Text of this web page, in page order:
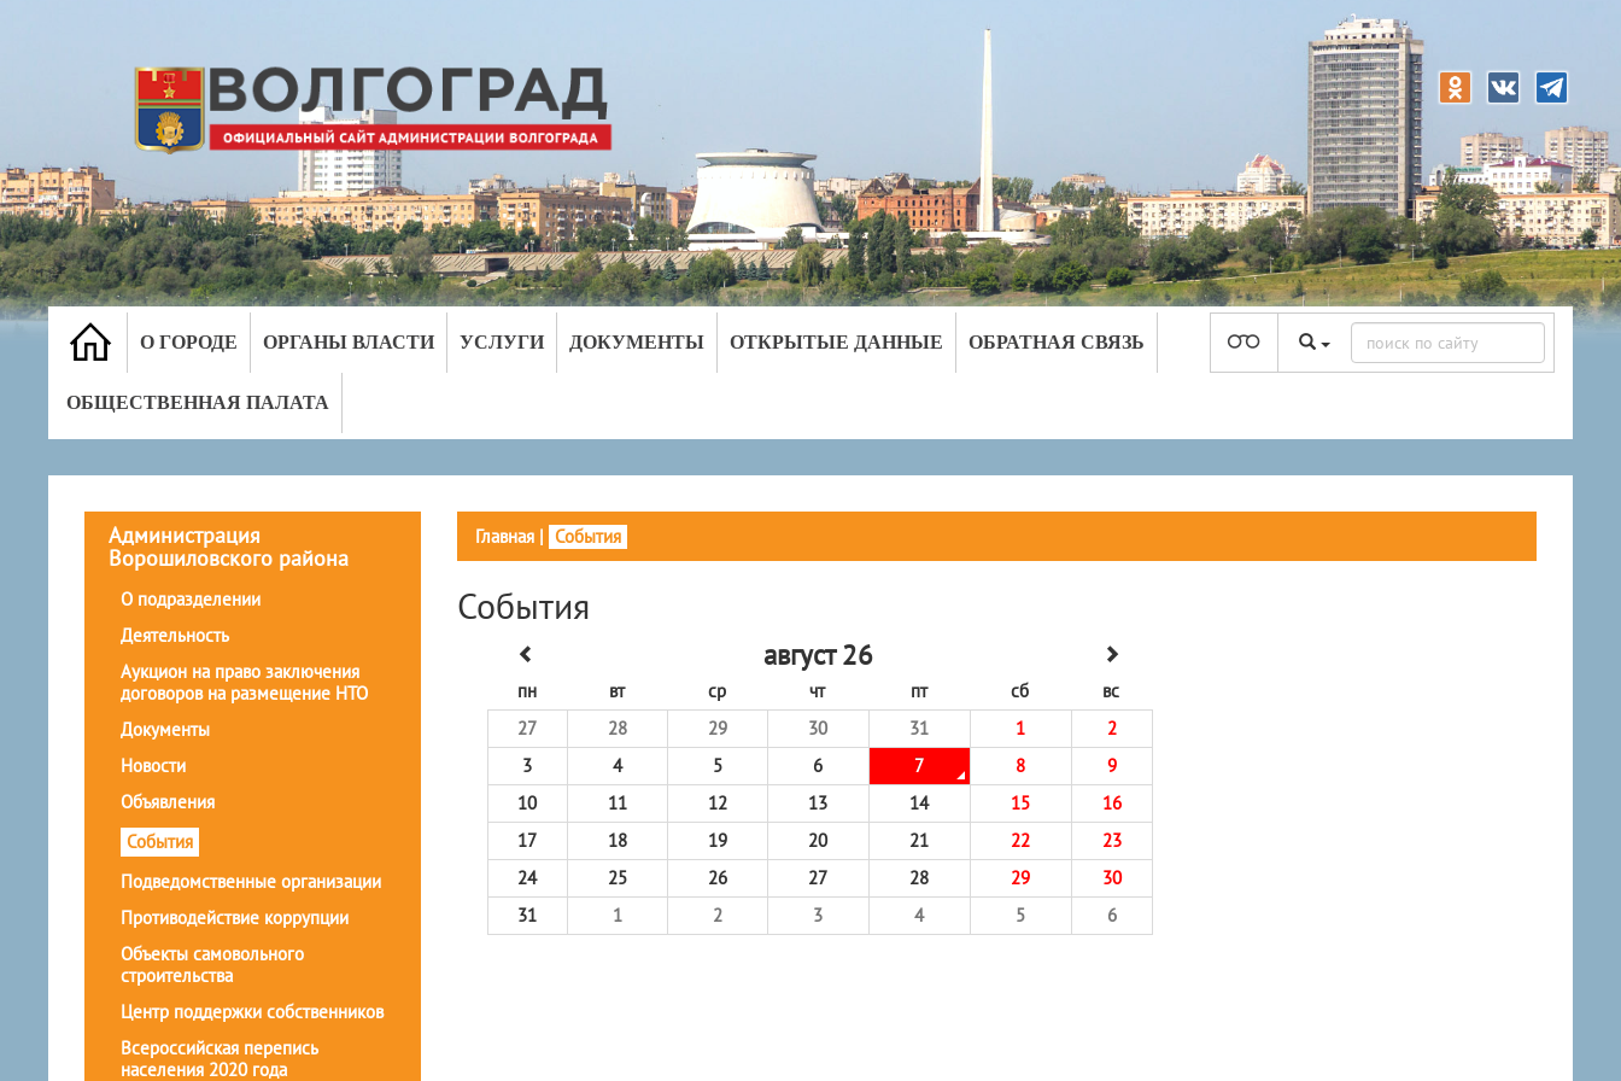
О ГОРОДЕ ОРГАНЫ ВЛАСТИ УСЛУГИ ДОКУМЕНТЫ ОТКРЫТЫЕ ДАННЫЕ ОБРАТНАЯ СВЯЗЬ
ОБЩЕСТВЕННАЯ ПАЛАТА
Администрация
Ворошиловского района
О подразделении
Деятельность
Аукцион на право заключения
договоров на размещение НТО
Документы
Новости
Объявления
События
Подведомственные организации
Противодействие коррупции
Объекты самовольного
строительства
Центр поддержки собственников
Всероссийская перепись
населения 2020 года
Главная| События
События
август 26
пн вт ср чт пт сб
вс
27
28 29 30 31 1
2
3
4 5 6 7 8
9
10
11 12 13 14 15
16
17
18 19 20 21 22
23
24
25 26 27 28 29
30
31
1 2 3 4 5 6